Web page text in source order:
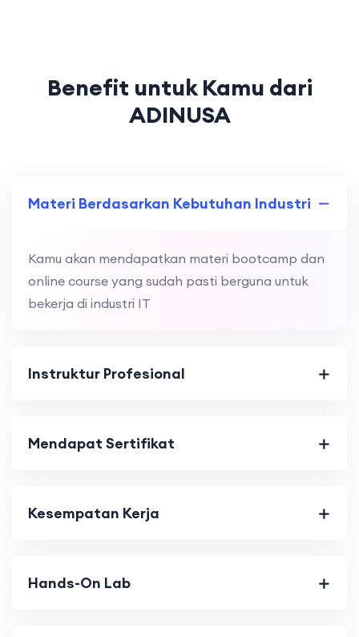
Benefit untuk Kamu dari
ADINUSA
Materi Berdasarkan Kebutuhan Industri
Kamu akan mendapatkan materi bootcamp dan
online course yang sudah pasti berguna untuk
bekerja di industri IT
Instruktur Profesional
Mendapat Sertifikat
Kesempatan Kerja
Hands-On Lab